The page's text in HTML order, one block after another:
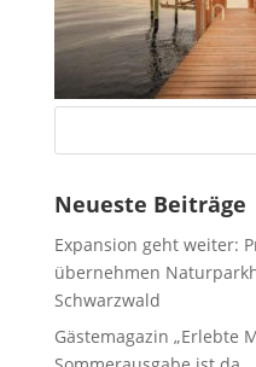
Neueste Beiträge
Expansion geht weiter:
übernehmen
Schwarzwald
Gästemagazin „Erlebte